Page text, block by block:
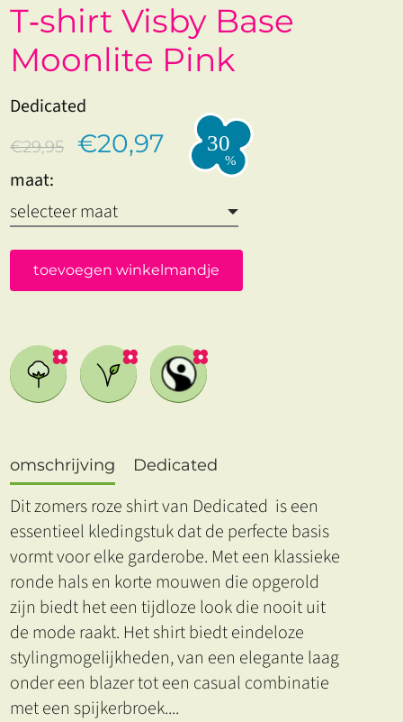
T‑shirt Visby Base
Moonlite Pink
Dedicated
€29,95 €20,97
maat:
toevoegen winkelmandje
omschrijving Dedicated
Dit zomers roze shirt van Dedicated is een
essentieel kledingstuk dat de perfecte basis
vormt voor elke garderobe. Met een klassieke
ronde hals en korte mouwen die opgerold
zijn biedt het een tijdloze look die nooit uit
de mode raakt. Het shirt biedt eindeloze
stylingmogelijkheden, van een elegante laag
onder een blazer tot een casual combinatie
met een spijkerbroek....